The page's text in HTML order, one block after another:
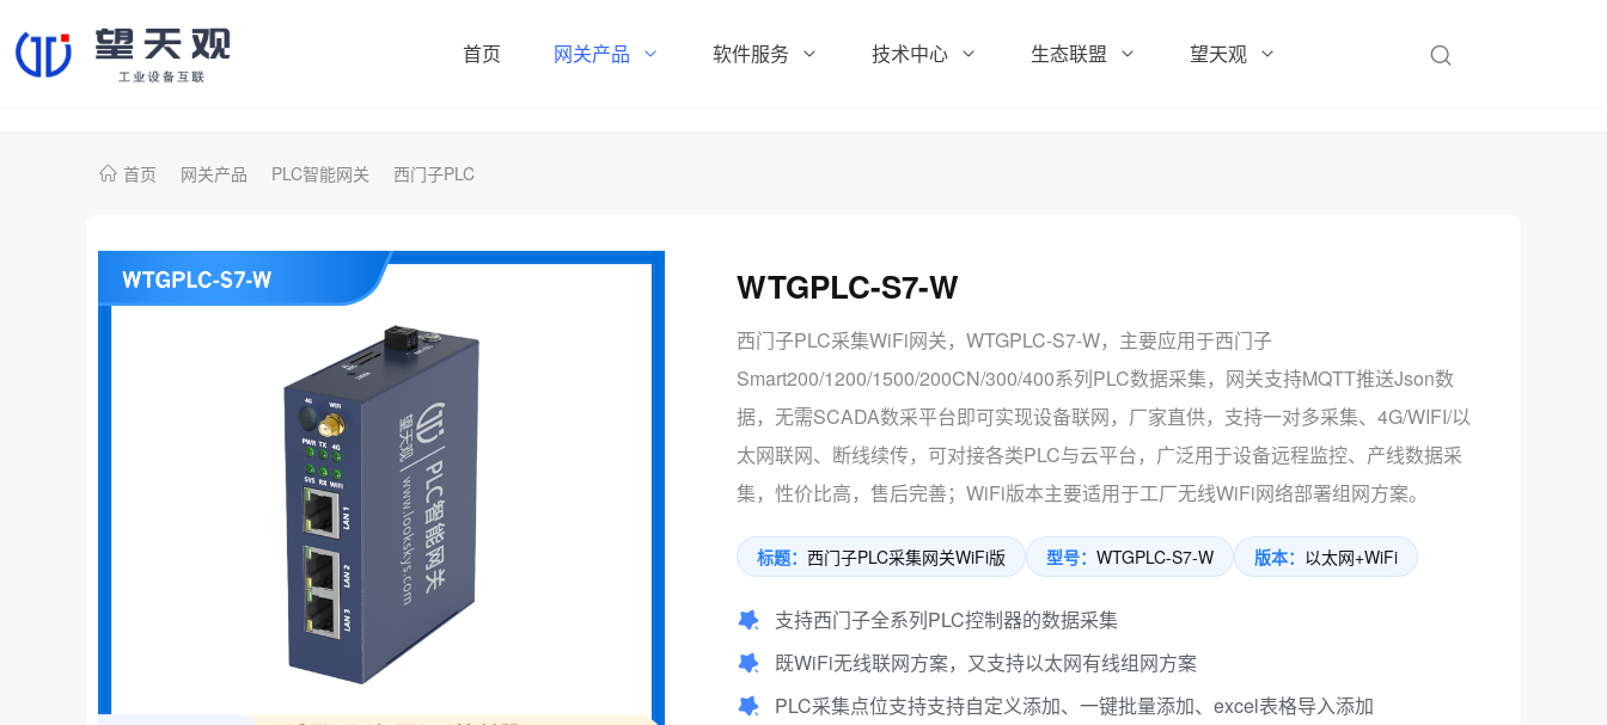
首页 网关产品
机床采集网关
软件服务 技术中心 生态联盟
鼎捷数智
望天观
首页 网关产品 PLC智能网关 西门子PLC
WTGPLC-S7-W
西门子PLC采集WiFi网关，WTGPLC-S7-W，主要应用于西门子
Smart200/1200/1500/200CN/300/400系列PLC数据采集，网关支持MQTT推送Json数
据，无需SCADA数采平台即可实现设备联网，厂家直供，支持一对多采集、4G/WIFI/以
太网联网、断线续传，可对接各类PLC与云平台，广泛用于设备远程监控、产线数据采
集，性价比高，售后完善；WiFi版本主要适用于工厂无线WiFi网络部署组网方案。
标题：西门子PLC采集网关WiFi版 型号：WTGPLC-S7-W 版本： 以太网+WiFi
支持西门子全系列PLC控制器的数据采集
既WiFi无线联网方案，又支持以太网有线组网方案
PLC采集点位支持支持自定义添加、一键批量添加、excel表格导入添加